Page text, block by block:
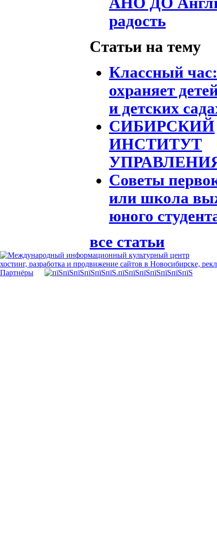
радость
Статьи на тему
Классный
охраняет
и детских
СИБИРСКИЙ
ИНСТИТУТ
Советы
или школа
юного
все статьи
хостинг, разработка и продвижение сайтов в Новосибирске,
Партнёры